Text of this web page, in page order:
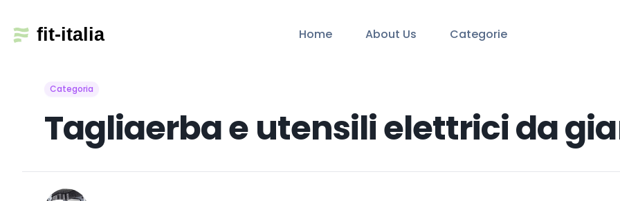
Home About Us Categorie
Categoria
Tagliaerba e utensili elettrici da